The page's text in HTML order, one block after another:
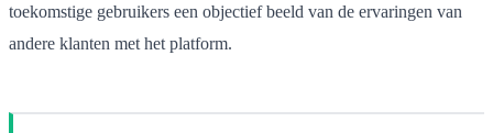
toekomstige gebruikers een objectief beeld van de ervaringen van
andere klanten met het platform.